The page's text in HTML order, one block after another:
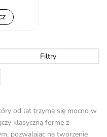
Filtry
od lat trzyma się mocno w
klasyczną formę z
pozwalając na tworzenie